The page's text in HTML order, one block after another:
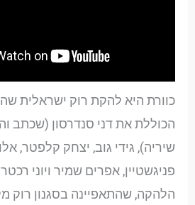
הכוללת את דני סנדרסון (שכתב
שיריה), גידי גוב, יצחק קלפטר,
פניגשטיין, אפרים שמיר ויוני
הלהקה, שהתאפיינה בסגנון רוק